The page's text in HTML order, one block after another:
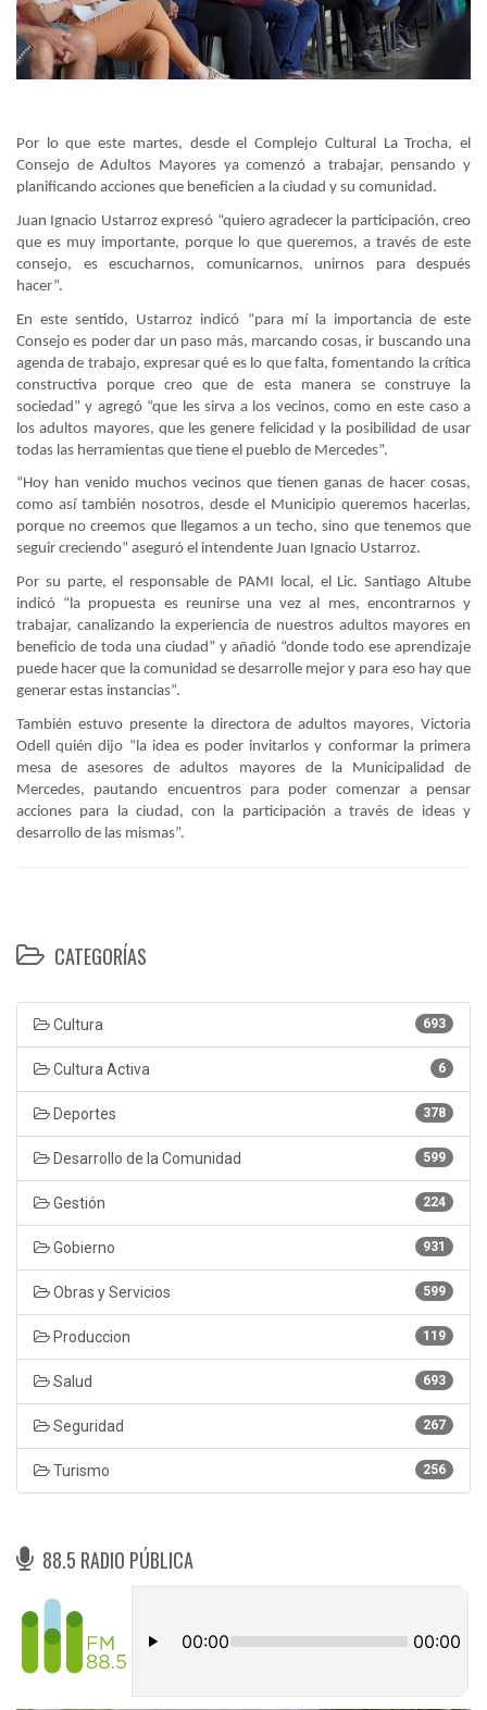
Por lo que este martes, desde el Complejo Cultural La Trocha, el
Consejo de Adultos Mayores ya comenzó a trabajar, pensando y
planificando acciones que beneficien a la ciudad y su comunidad.
Juan Ignacio Ustarroz expresó “quiero agradecer la participación, creo
que es muy importante, porque lo que queremos, a través de este
consejo, es escucharnos, comunicarnos, unirnos para después
hacer”.
En este sentido, Ustarroz indicó “para mí la importancia de este
Consejo es poder dar un paso más, marcando cosas, ir buscando una
agenda de trabajo, expresar qué es lo que falta, fomentando la crítica
constructiva porque creo que de esta manera se construye la
sociedad” y agregó “que les sirva a los vecinos, como en este caso a
los adultos mayores, que les genere felicidad y la posibilidad de usar
todas las herramientas que tiene el pueblo de Mercedes”.
“Hoy han venido muchos vecinos que tienen ganas de hacer cosas,
como así también nosotros, desde el Municipio queremos hacerlas,
porque no creemos que llegamos a un techo, sino que tenemos que
seguir creciendo” aseguró el intendente Juan Ignacio Ustarroz.
Por su parte, el responsable de PAMI local, el Lic. Santiago Altube
indicó “la propuesta es reunirse una vez al mes, encontrarnos y
trabajar, canalizando la experiencia de nuestros adultos mayores en
beneficio de toda una ciudad” y añadió “donde todo ese aprendizaje
puede hacer que la comunidad se desarrolle mejor y para eso hay que
generar estas instancias”.
También estuvo presente la directora de adultos mayores, Victoria
Odell quién dijo “la idea es poder invitarlos y conformar la primera
mesa de asesores de adultos mayores de la Municipalidad de
Mercedes, pautando encuentros para poder comenzar a pensar
acciones para la ciudad, con la participación a través de ideas y
desarrollo de las mismas”.
CATEGORÍAS
693
Cultura
6
Cultura Activa
378
Deportes
599
Desarrollo de la Comunidad
224
Gestión
931
Gobierno
599
Obras y Servicios
119
Produccion
693
Salud
267
Seguridad
256
Turismo
88.5 RADIO PÚBLICA